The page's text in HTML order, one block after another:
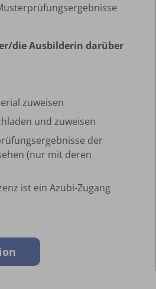
die Ausbilderin darüber
zuweisen
und zuweisen
der
(nur mit deren
ist ein Azubi-Zugang